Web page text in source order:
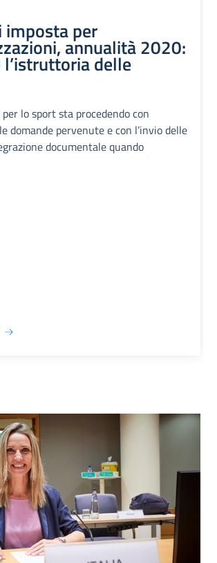
imposta per
annualità 2020:
delle
lo sport sta procedendo con
domande pervenute e con l’invio delle
documentale quando